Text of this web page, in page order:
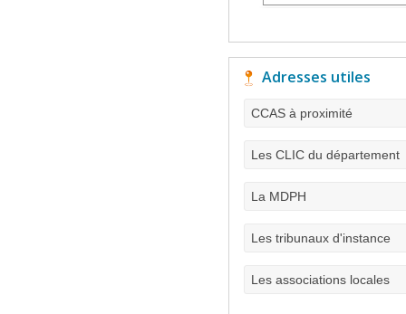
Adresses utiles
CCAS à proximité
Les CLIC du département
La MDPH
Les tribunaux d'instance
Les associations locales